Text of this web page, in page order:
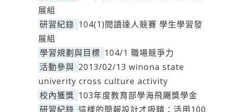
展組
研習紀錄 104(1)閱讀達人競賽 學生學習發
展組
學習規劃與目標 104/1 職場競爭力
活動參與 2013/02/13 winona state
univerity cross culture activity
校內獲獎 103年度教育部學海飛颺獎學金
研習紀錄 這樣的簡報設計才吸睛：活用100